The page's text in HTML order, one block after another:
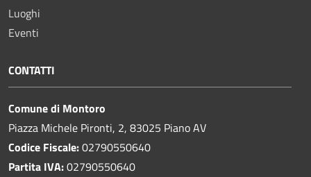
Luoghi
Eventi
CONTATTI
Comune di Montoro
Piazza Michele Pironti, 2, 83025 Piano AV
Codice Fiscale:02790550640
Partita IVA:02790550640